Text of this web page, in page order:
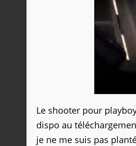
Le shooter pour
dispo au
je ne me suis pas